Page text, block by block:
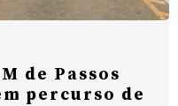
de Passos
percurso de